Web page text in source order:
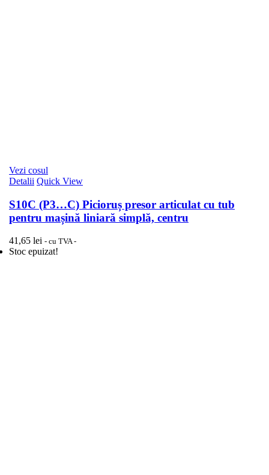
Vezi cosul
Detalii Quick View
S10C (P3…C) Picioruș presor articulat cu tub
pentru mașină liniară simplă, centru
41,65 lei - cu TVA -
Stoc epuizat!